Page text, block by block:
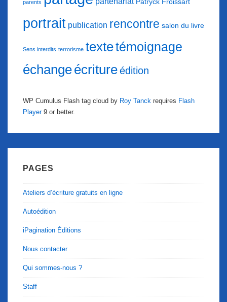
parents
portrait publication rencontre salon du livre
Sens interdits terrorisme textetémoignage
échangeécritureédition
WP Cumulus Flash tag cloud by Roy Tanck requires Flash
Player9 or better.
PAGES
Ateliers d’écriture gratuits en ligne
Autoédition
iPagination Éditions
Nous contacter
Qui sommes-nous ?
Staff